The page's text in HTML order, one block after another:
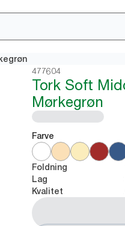
477604
Tork Soft
Mørkegrøn
Farve
Foldning
Lag
Kvalitet